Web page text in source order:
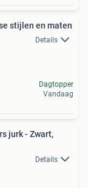
stijlen en maten
Details
Dagtopper
Vandaag
jurk - Zwart,
Details